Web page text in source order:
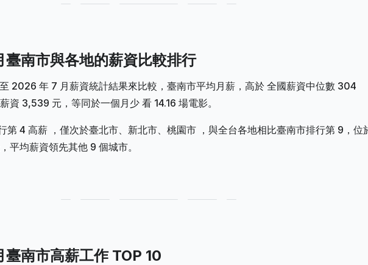
南市與各地的薪資比較排行
2026 年 7 月薪資統計結果來比較，臺南市平均月薪，高於 全國薪資中位數 304
資 3,539 元，等同於一個月少 看 14.16 場電影。
第 4 高薪 ，僅次於臺北市、新北市、桃園市 ，與全台各地相比臺南市排行第 9，位
平均薪資領先其他 9 個城市。
南市高薪工作 TOP 10